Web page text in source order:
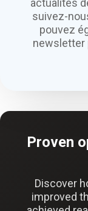
actualités
suivez-
pouvez
newsletter
Proven
Discover
improved